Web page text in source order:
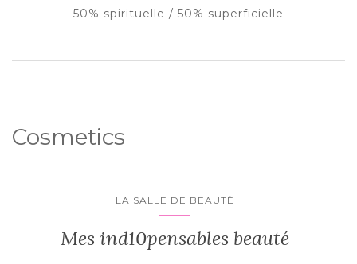
50% spirituelle / 50% superficielle
Cosmetics
LA SALLE DE BEAUTÉ
Mes ind10pensables beauté